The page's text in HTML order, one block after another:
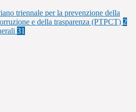
triennale per la prevenzione della
e della trasparenza (PTPCT) 2
31